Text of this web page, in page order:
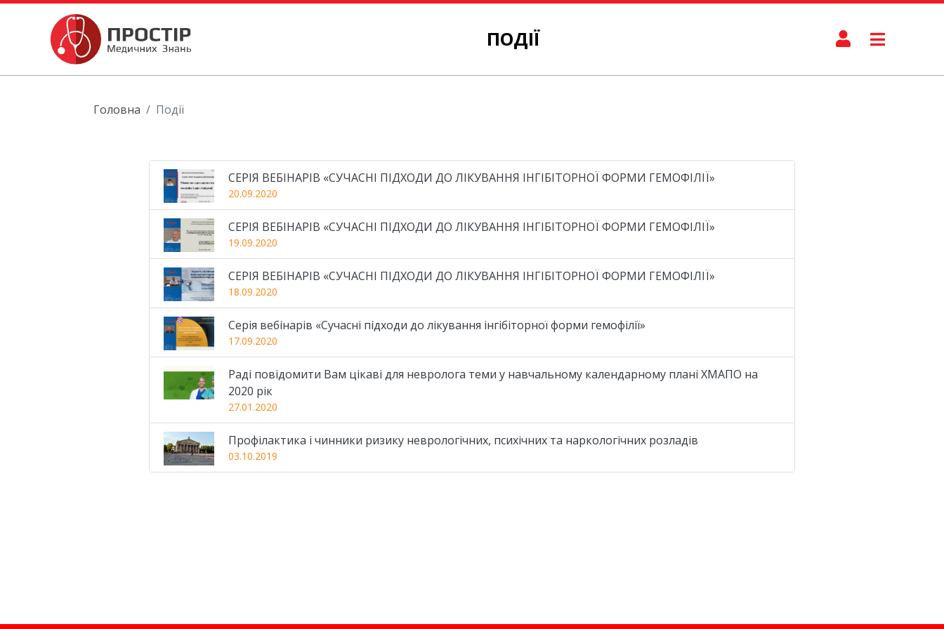
ПОДІЇ
Головна Події
СЕРІЯ ВЕБІНАРІВ «СУЧАСНІ ПІДХОДИ ДО ЛІКУВАННЯ ІНГІБІТОРНОЇ ФОРМИ ГЕМОФІЛІЇ»
20.09.2020
СЕРІЯ ВЕБІНАРІВ «СУЧАСНІ ПІДХОДИ ДО ЛІКУВАННЯ ІНГІБІТОРНОЇ ФОРМИ ГЕМОФІЛІЇ»
19.09.2020
СЕРІЯ ВЕБІНАРІВ «СУЧАСНІ ПІДХОДИ ДО ЛІКУВАННЯ ІНГІБІТОРНОЇ ФОРМИ ГЕМОФІЛІЇ»
18.09.2020
Серія вебінарів «Сучасні підходи до лікування інгібіторної форми гемофілії»
17.09.2020
Раді повідомити Вам цікаві для невролога теми у навчальному календарному плані ХМАПО на
2020 рік
27.01.2020
Профілактика і чинники ризику неврологічних, психічних та наркологічних розладів
03.10.2019